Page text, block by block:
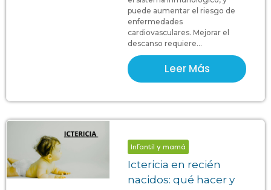
puede aumentar el riesgo de
enfermedades
cardiovasculares. Mejorar el
descanso requiere...
Leer Más
Infantil y mamá
Ictericia en recién
nacidos: qué hacer y